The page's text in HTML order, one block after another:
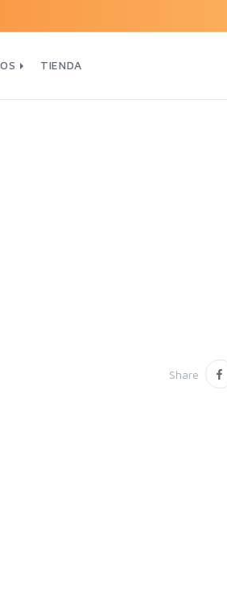
TIENDA
Share